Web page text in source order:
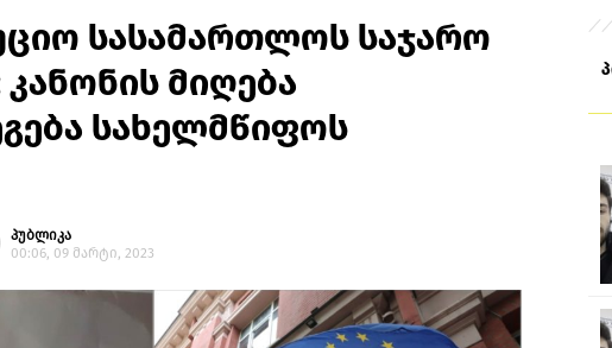
სასამართლოს საჯარო
მიღება
სახელმწიფოს
პუბლიკა
00:06, 09 მარტი, 2023